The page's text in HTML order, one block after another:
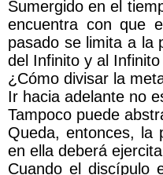
Sumergido en el
encuentra con que
pasado se limita a la
del Infinito y al Infinito
¿Cómo divisar la
Ir hacia adelante no
Tampoco puede
Queda, entonces, la
en ella deberá
Cuando el discípulo